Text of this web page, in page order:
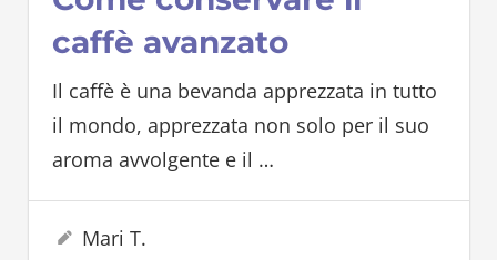
caffè avanzato
Il caffè è una bevanda apprezzata in tutto
il mondo, apprezzata non solo per il suo
aroma avvolgente e il …
12 Agosto 2024
Mari T.